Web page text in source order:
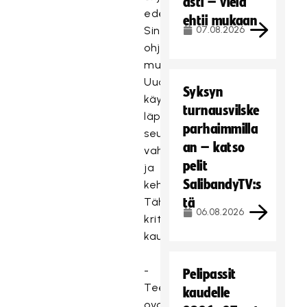
edeltävässä
Sinettiseura-
ohjelmassa
mukana.
Uudellelenauditoinnissa
käydään
läpi
seuratoiminnan
vahvuuksia
ja
kehityskohteita
Tähtiseura-
kriteerien
kautta.
-
Teemoina
ehtii mukaan
07.08.2026
Syksyn
turnausvilske
parhaimmilla
an – katso
pelit
SalibandyTV:s
tä
06.08.2026
Pelipassit
kaudelle